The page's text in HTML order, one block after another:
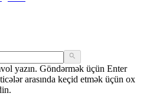
yazın. Göndərmək üçün Enter
arasında keçid etmək üçün ox